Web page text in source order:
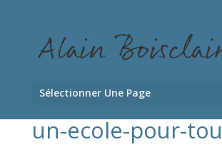
Sélectionner Une Page
un-ecole-pour-